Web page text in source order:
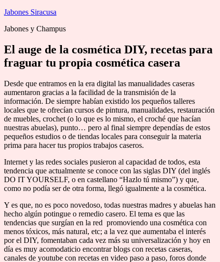
Saltar
contenido
Jabones Siracusa
Jabones y Champus
El auge de la cosmética DIY, recetas para
fraguar tu propia cosmética casera
Desde que entramos en la era digital las manualidades caseras
aumentaron gracias a la facilidad de la transmisión de la
información. De siempre habían existido los pequeños talleres
locales que te ofrecían cursos de pintura, manualidades, restauración
de muebles, crochet (o lo que es lo mismo, el croché que hacían
nuestras abuelas), punto… pero al final siempre dependías de estos
pequeños estudios o de tiendas locales para conseguir la materia
prima para hacer tus propios trabajos caseros.
Internet y las redes sociales pusieron al capacidad de todos, esta
tendencia que actualmente se conoce con las siglas DIY (del inglés
DO IT YOURSELF, o en castellano “Hazlo tú mismo”) y que,
como no podía ser de otra forma, llegó igualmente a la cosmética.
Y es que, no es poco novedoso, todas nuestras madres y abuelas han
hecho algún potingue o remedio casero. El tema es que las
tendencias que surgían en la red promoviendo una cosmética con
menos tóxicos, más natural, etc; a la vez que aumentaba el interés
por el DIY, fomentaban cada vez más su universalización y hoy en
día es muy acomodaticio encontrar blogs con recetas caseras,
canales de youtube con recetas en video paso a paso, foros donde